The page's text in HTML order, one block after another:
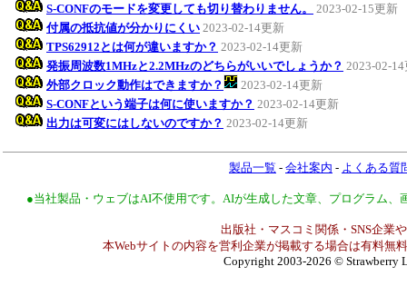
S-CONFのモードを変更しても切り替わりません。
2023-02-15更新
付属の抵抗値が分かりにくい 2023-02-14更新
TPS62912とは何が違いますか？ 2023-02-14更新
発振周波数1MHzと2.2MHzのどちらがいいでしょうか？ 2023-02-
外部クロック動作はできますか？
2023-02-14更新
S-CONFという端子は何に使いますか？ 2023-02-14更新
出力は可変にはしないのですか？ 2023-02-14更新
製品一覧 - 会社案内 - よくある質
●当社製品・ウェブはAI不使用です。AIが生成した文章、プログラム
出版社・マスコミ関係・SNS企業
本Webサイトの内容を営利企業が掲載する場合は有料無
Copyright 2003-2026 © Strawberry